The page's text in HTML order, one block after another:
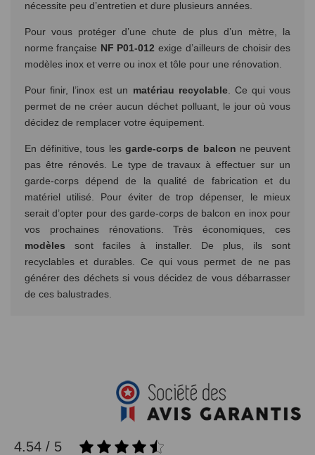
nécessite peu d’entretien et dure plusieurs années.
Pour vous protéger d’une chute de plus d’un mètre, la
norme française NF P01-012 exige d’ailleurs de choisir des
modèles inox et verre ou inox et tôle pour une rénovation.
Pour finir, l’inox est un matériau recyclable. Ce qui vous
permet de ne créer aucun déchet polluant, le jour où vous
décidez de remplacer votre équipement.
En définitive, tous les garde-corps de balcon ne peuvent
pas être rénovés. Le type de travaux à effectuer sur un
garde-corps dépend de la qualité de fabrication et du
matériel utilisé. Pour éviter de trop dépenser, le mieux
serait d’opter pour des garde-corps de balcon en inox pour
vos prochaines rénovations. Très économiques, ces
modèles sont faciles à installer. De plus, ils sont
recyclables et durables. Ce qui vous permet de ne pas
générer des déchets si vous décidez de vous débarrasser
de ces balustrades.
4.54 / 5